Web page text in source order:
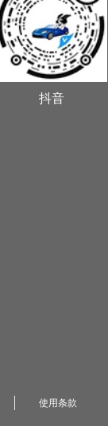
抖音
使用条款